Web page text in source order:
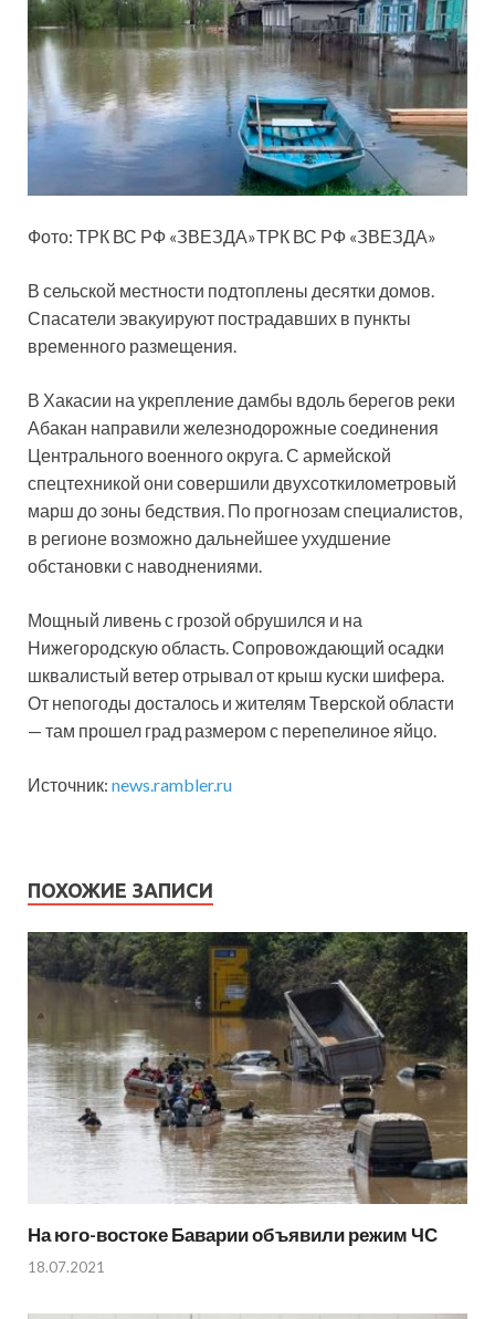
Фото: ТРК ВС РФ «ЗВЕЗДА»ТРК ВС РФ «ЗВЕЗДА»
В сельской местности подтоплены десятки домов.
Спасатели эвакуируют пострадавших в пункты
временного размещения.
В Хакасии на укрепление дамбы вдоль берегов реки
Абакан направили железнодорожные соединения
Центрального военного округа. С армейской
спецтехникой они совершили двухсоткилометровый
марш до зоны бедствия. По прогнозам специалистов,
в регионе возможно дальнейшее ухудшение
обстановки с наводнениями.
Мощный ливень с грозой обрушился и на
Нижегородскую область. Сопровождающий осадки
шквалистый ветер отрывал от крыш куски шифера.
От непогоды досталось и жителям Тверской области
— там прошел град размером с перепелиное яйцо.
Источник: news.rambler.ru
ПОХОЖИЕ ЗАПИСИ
На юго-востоке Баварии объявили режим ЧС
18.07.2021